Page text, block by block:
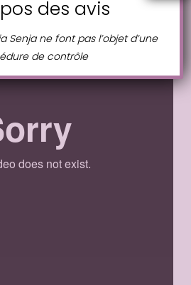
des avis
Senja ne font pas l’objet d’une
de contrôle